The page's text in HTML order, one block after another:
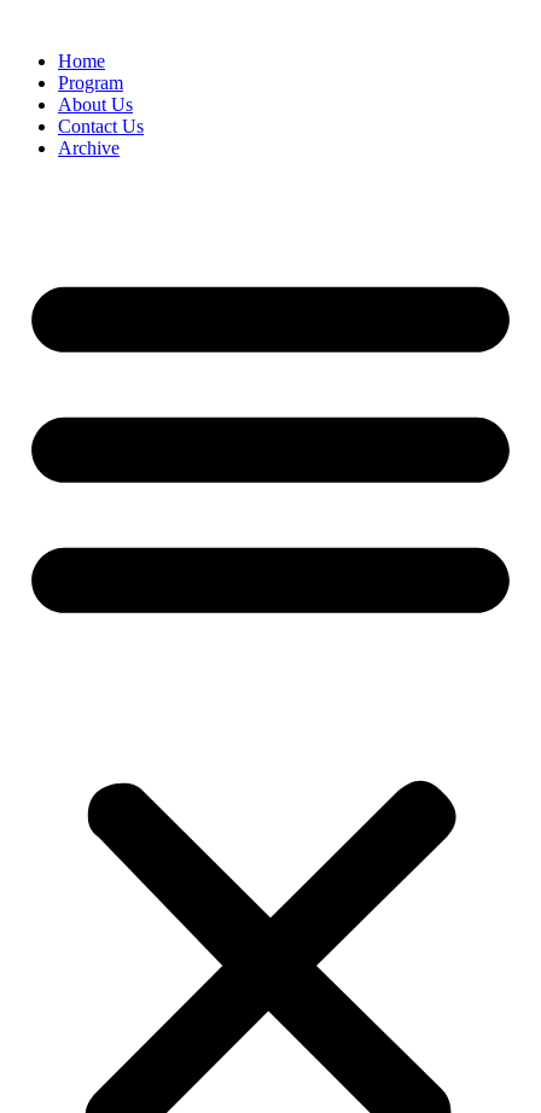
Home
Program
About Us
Contact Us
Archive